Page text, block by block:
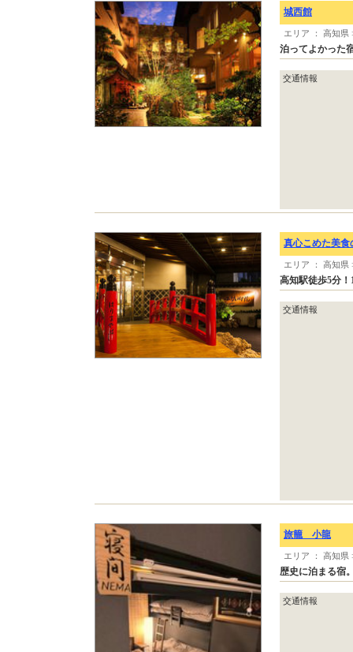
城西館
エリア ： 高知県
泊ってよかった
交通情報
真心こめた美
エリア ： 高知県
高知駅徒歩5分
交通情報
旅籠 小龍
エリア ： 高知県
歴史に泊まる宿
交通情報